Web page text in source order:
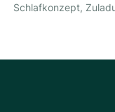
Schlafkonzept,